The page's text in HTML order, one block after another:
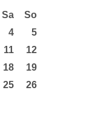
Sa
So
4
5
11
12
18
19
25
26